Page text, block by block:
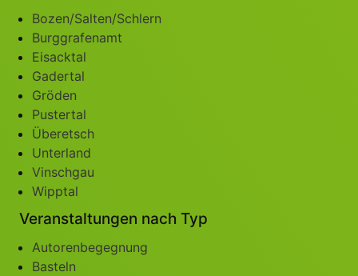
Bozen/Salten/Schlern
Burggrafenamt
Eisacktal
Gadertal
Gröden
Pustertal
Überetsch
Unterland
Vinschgau
Wipptal
Veranstaltungen nach Typ
Autorenbegegnung
Basteln